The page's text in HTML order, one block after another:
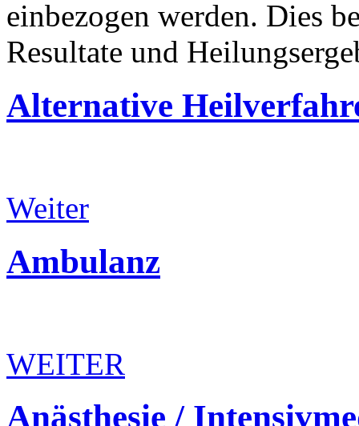
einbezogen werden. Dies
Resultate und
Alternative
Weiter
Ambulanz
WEITER
Anästhesie /